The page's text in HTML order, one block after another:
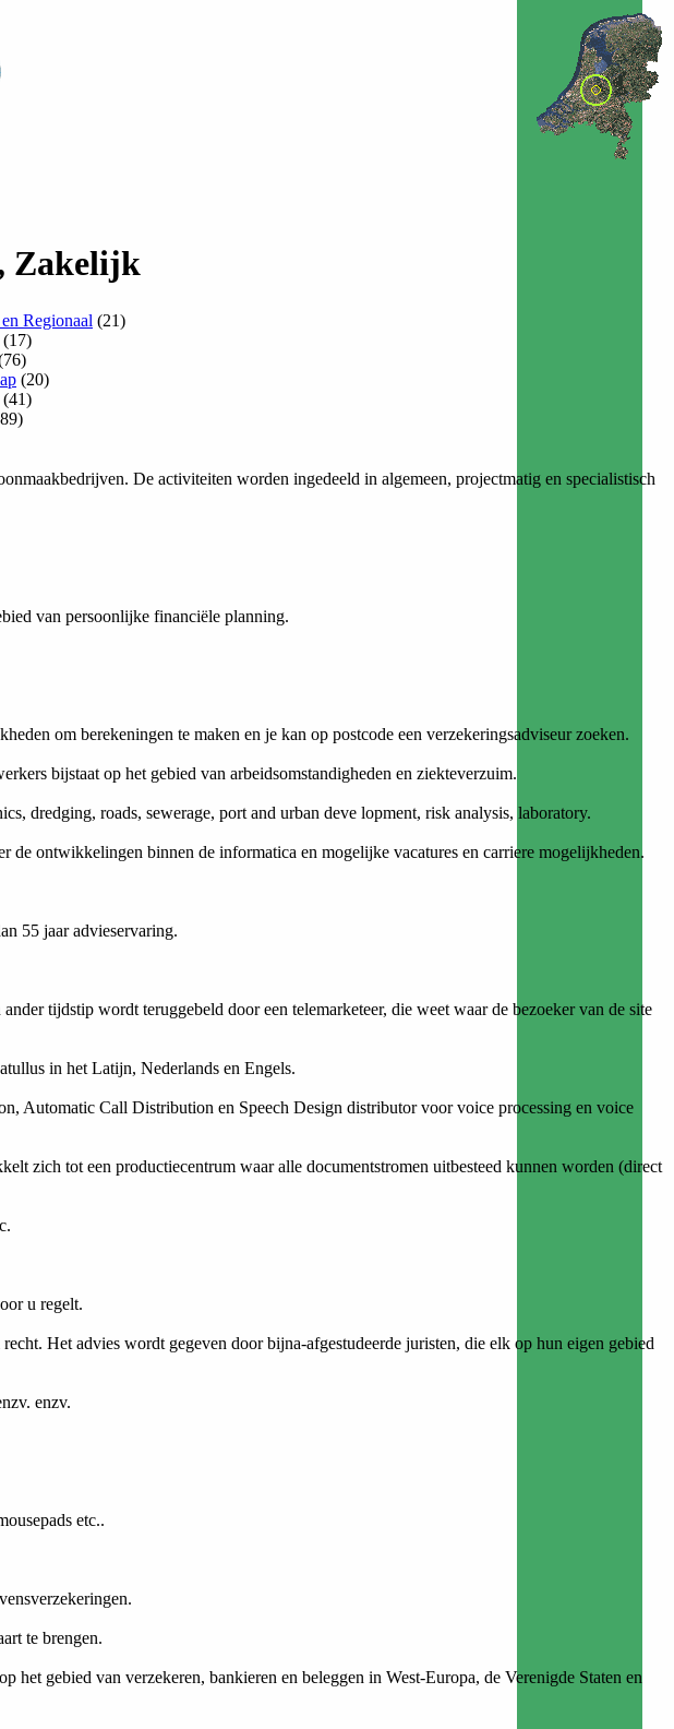
Zakelijk
Regionaal (21)
(17)
(20)
(41)
De activiteiten worden ingedeeld in algemeen, projectmatig en specialistisch
van persoonlijke financiële planning.
om berekeningen te maken en je kan op postcode een verzekeringsadviseur zoeken.
bijstaat op het gebied van arbeidsomstandigheden en ziekteverzuim.
dredging, roads, sewerage, port and urban deve lopment, risk analysis, laboratory.
ontwikkelingen binnen de informatica en mogelijke vacatures en carriere mogelijkheden.
55 jaar advieservaring.
tijdstip wordt teruggebeld door een telemarketeer, die weet waar de bezoeker van de site
in het Latijn, Nederlands en Engels.
Automatic Call Distribution en Speech Design distributor voor voice processing en voice
zich tot een productiecentrum waar alle documentstromen uitbesteed kunnen worden (direct
u regelt.
Het advies wordt gegeven door bijna-afgestudeerde juristen, die elk op hun eigen gebied
enzv.
etc..
te brengen.
gebied van verzekeren, bankieren en beleggen in West-Europa, de Verenigde Staten en